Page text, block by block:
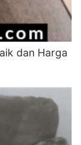
dan Harga